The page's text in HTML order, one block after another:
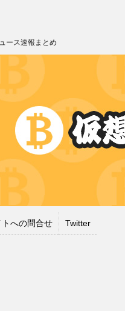
ース速報まとめ
トへの問合せ Twitter